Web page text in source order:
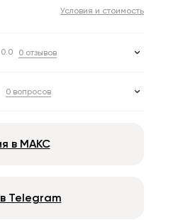
Условия и стоимость
0.0 0 отзывов
0 вопросов
в МАКС
Telegram